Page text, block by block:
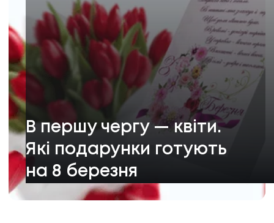
В першу чергу — квіти.
Які подарунки готують
на 8 березня